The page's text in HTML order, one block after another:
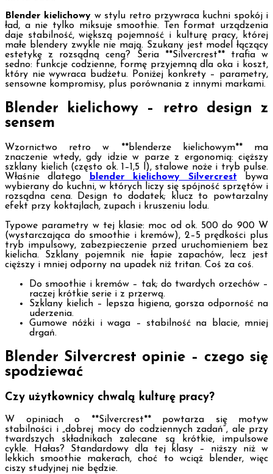
Blender kielichowy w stylu retro przywraca kuchni spokój i
ład, a nie tylko miksuje smoothie. Ten format urządzenia
daje stabilność, większą pojemność i kulturę pracy, której
małe blendery zwykle nie mają. Szukany jest model łączący
estetykę z rozsądną ceną? Seria **Silvercrest** trafia w
sedno: funkcje codzienne, formę przyjemną dla oka i koszt,
który nie wywraca budżetu. Poniżej konkrety – parametry,
sensowne kompromisy, plus porównania z innymi markami.
Blender kielichowy – retro design z
sensem
Wzornictwo retro w **blenderze kielichowym** ma
znaczenie wtedy, gdy idzie w parze z ergonomią: cięższy
szklany kielich (często ok. 1–1,5 l), stalowe noże i tryb pulse.
Właśnie dlatego
blender kielichowy Silvercrest bywa
wybierany do kuchni, w których liczy się spójność sprzętów i
rozsądna cena. Design to dodatek; klucz to powtarzalny
efekt przy koktajlach, zupach i kruszeniu lodu.
Typowe parametry w tej klasie: moc od ok. 500 do 900 W
(wystarczająca do smoothie i kremów), 2–5 prędkości plus
tryb impulsowy, zabezpieczenie przed uruchomieniem bez
kielicha. Szklany pojemnik nie łapie zapachów, lecz jest
cięższy i mniej odporny na upadek niż tritan. Coś za coś.
Do smoothie i kremów – tak; do twardych orzechów –
raczej krótkie serie i z przerwą.
Szklany kielich – lepsza higiena, gorsza odporność na
uderzenia.
Gumowe nóżki i waga – stabilność na blacie, mniej
drgań.
Blender Silvercrest opinie – czego się
spodziewać
Czy użytkownicy chwalą kulturę pracy?
W opiniach o **Silvercrest** powtarza się motyw
stabilności i „dobrej mocy do codziennych zadań”, ale przy
twardszych składnikach zalecane są krótkie, impulsowe
cykle. Hałas? Standardowy dla tej klasy – niższy niż w
lekkich smoothie makerach, choć to wciąż blender, więc
ciszy studyjnej nie będzie.